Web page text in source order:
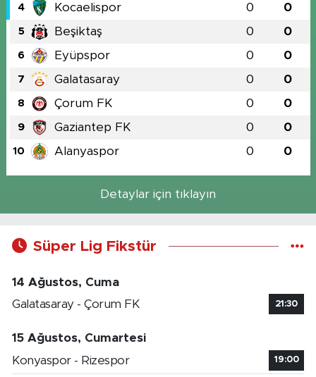
4 Kocaelispor 0 0
5 Beşiktaş 0 0
6 Eyüpspor 0 0
7 Galatasaray 0 0
8 Çorum FK 0 0
9 Gaziantep FK 0 0
10 Alanyaspor 0 0
Detaylar için tıklayın
Süper Lig Fikstür
14 Ağustos, Cuma
Galatasaray - Çorum FK
21:30
15 Ağustos, Cumartesi
Konyaspor - Rizespor
19:00